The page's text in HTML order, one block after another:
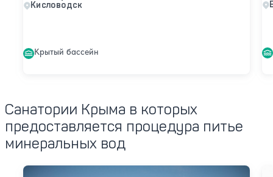
Кисловодск
Крытый бассейн
Санатории Крыма в которых
предоставляется процедура питье
минеральных вод
Санаторий Ай-Петри (+ корпус Морской Прибой)